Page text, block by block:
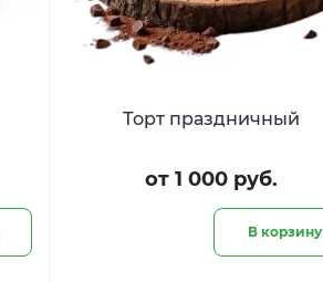
Торт праздничный
от 1 000 руб.
В корзину